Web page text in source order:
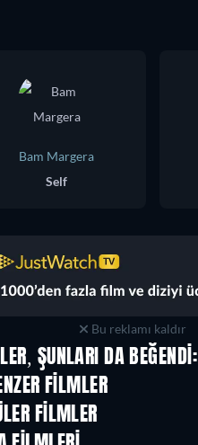
Bam Margera
Self
Bu reklamı kaldır
ŞUNLARI DA BEĞENDI:
FILMLER
FILMLER